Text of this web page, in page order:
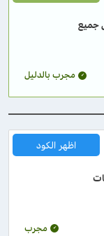
5% يشمل جميع
مجرب بالدليل
اظهر الكود
مجرب